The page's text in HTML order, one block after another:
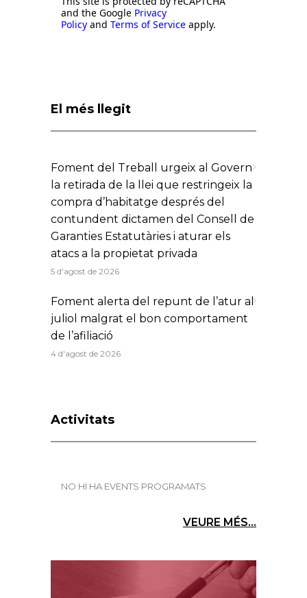
and the Google Privacy
Policy and Terms of Service apply.
El més llegit
Foment del Treball urgeix al Govern
la retirada de la llei que restringeix la
compra d’habitatge després del
contundent dictamen del Consell de
Garanties Estatutàries i aturar els
atacs a la propietat privada
5 d'agost de 2026
Foment alerta del repunt de l’atur al
juliol malgrat el bon comportament
de l’afiliació
4 d'agost de 2026
Activitats
NO HI HA EVENTS PROGRAMATS
VEURE MÉS...